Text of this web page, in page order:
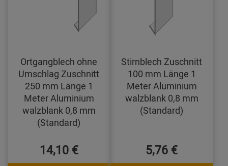
Ortgangblech ohne
Umschlag Zuschnitt
250 mm Länge 1
Meter Aluminium
walzblank 0,8 mm
(Standard)
14,10 €
Stirnblech Zuschnitt
100 mm Länge 1
Meter Aluminium
walzblank 0,8 mm
(Standard)
5,76 €